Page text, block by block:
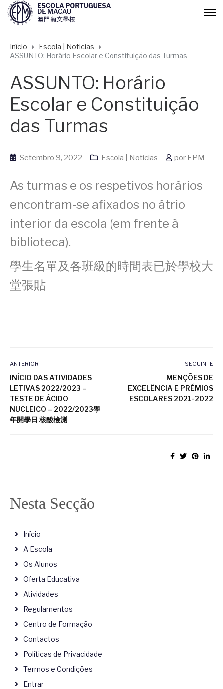
Início
Escola | Noticias
ASSUNTO: Horário Escolar e Constituição das Turmas
ASSUNTO: Horário
Escolar e Constituição
das Turmas
Setembro 9, 2022 Escola | Noticias por EPM
As turmas e os respetivos horários
encontram-se afixados no átrio
interior da escola (em frente à
biblioteca).
學生名單及各班級的時間表已於學校大
堂張貼
ANTERIOR
INÍCIO DAS ATIVIDADES
LETIVAS 2022/2023 –
TESTE DE ÁCIDO
NUCLEICO – 2022/2023學
年開學日 核酸檢測
SEGUINTE
MENÇÕES DE
EXCELÊNCIA E PRÉMIOS
ESCOLARES 2021-2022
Nesta Secção
Início
A Escola
Os Alunos
Oferta Educativa
Atividades
Regulamentos
Centro de Formação
Contactos
Políticas de Privacidade
Termos e Condições
Entrar